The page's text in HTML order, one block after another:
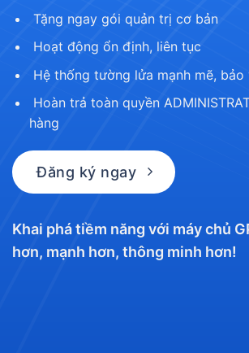
Tặng ngay gói quản trị cơ bản
Hoạt động ổn định, liên tục
Hệ thống tường lửa mạnh mẽ, bảo
Hoàn trả toàn quyền
hàng
Đăng ký ngay
Khai phá tiềm năng với máy chủ
hơn, mạnh hơn, thông minh hơn!